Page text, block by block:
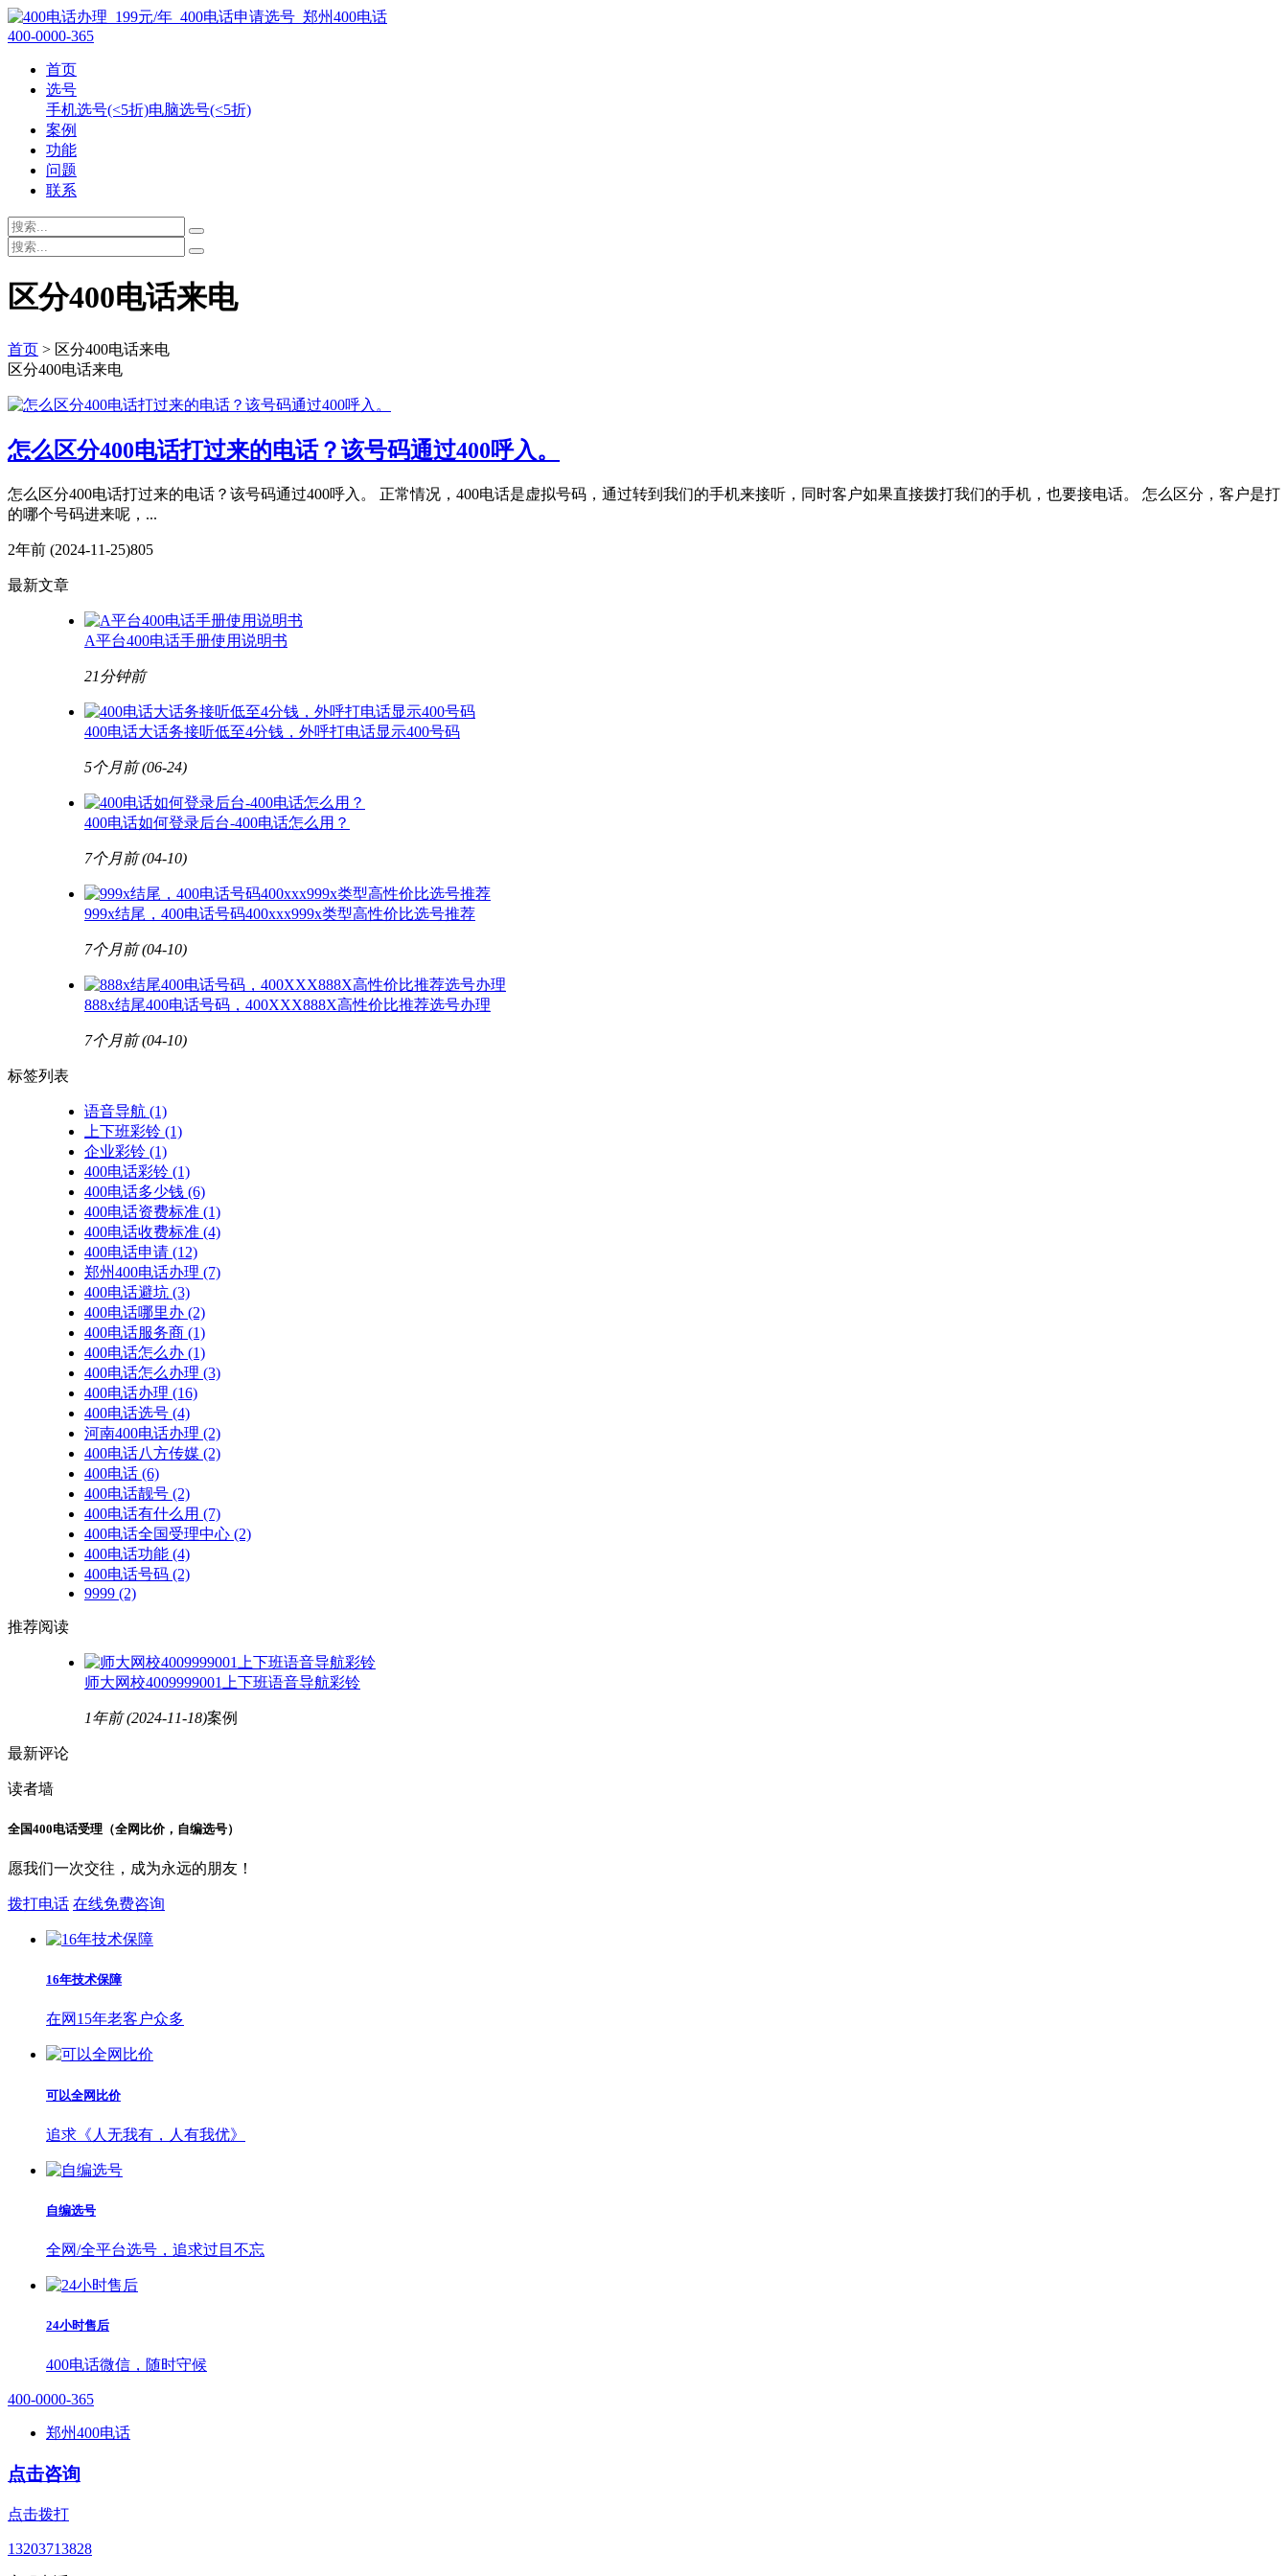
400-0000-365
首页
选号
手机选号(<5折)电脑选号(<5折)
案例
功能
问题
联系
区分400电话来电
首页 > 区分400电话来电
区分400电话来电
怎么区分400电话打过来的电话？该号码通过400呼入。
怎么区分400电话打过来的电话？该号码通过400呼入。 正常情况，400电话是虚拟号码，通过转到我们的手机来接听，同时客户如果直接拨打我们的手机，也要接电话。 怎么区分，客户是打
的哪个号码进来呢，...
2年前 (2024-11-25)805
最新文章
A平台400电话手册使用说明书
21分钟前
400电话大话务接听低至4分钱，外呼打电话显示400号码
5个月前(06-24)
400电话如何登录后台-400电话怎么用？
7个月前(04-10)
999x结尾，400电话号码400xxx999x类型高性价比选号推荐
7个月前(04-10)
888x结尾400电话号码，400XXX888X高性价比推荐选号办理
7个月前(04-10)
标签列表
语音导航 (1)
上下班彩铃 (1)
企业彩铃 (1)
400电话彩铃 (1)
400电话多少钱 (6)
400电话资费标准 (1)
400电话收费标准 (4)
400电话申请 (12)
郑州400电话办理 (7)
400电话避坑 (3)
400电话哪里办 (2)
400电话服务商 (1)
400电话怎么办 (1)
400电话怎么办理 (3)
400电话办理 (16)
400电话选号 (4)
河南400电话办理 (2)
400电话八方传媒 (2)
400电话 (6)
400电话靓号 (2)
400电话有什么用 (7)
400电话全国受理中心 (2)
400电话功能 (4)
400电话号码 (2)
9999 (2)
推荐阅读
师大网校4009999001上下班语音导航彩铃
1年前(2024-11-18)案例
最新评论
读者墙
全国400电话受理（全网比价，自编选号）
愿我们一次交往，成为永远的朋友！
拨打电话 在线免费咨询
16年技术保障
在网15年老客户众多
可以全网比价
追求《人无我有，人有我优》
自编选号
全网/全平台选号，追求过目不忘
24小时售后
400电话微信，随时守候
400-0000-365
郑州400电话
点击咨询
点击拨打
13203713828